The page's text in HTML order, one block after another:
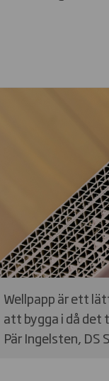
Wellpapp är ett
att bygga i då det
Pär Ingelsten, DS